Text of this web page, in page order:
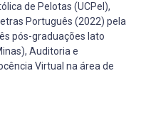
de Pelotas (UCPel),
Português (2022) pela
pós-graduações lato
Auditoria e
Virtual na área de